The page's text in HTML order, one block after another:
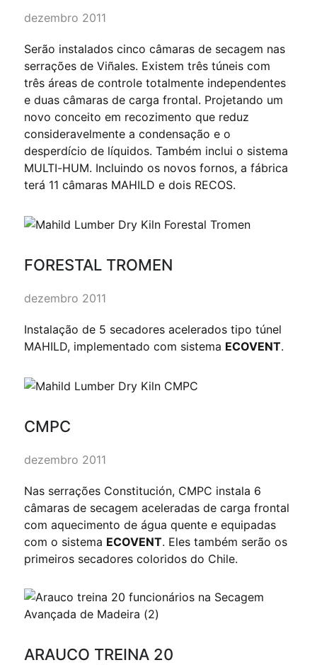
dezembro 2011
Serão instalados cinco câmaras de secagem nas
serrações de Viñales. Existem três túneis com
três áreas de controle totalmente independentes
e duas câmaras de carga frontal. Projetando um
novo conceito em recozimento que reduz
consideravelmente a condensação e o
desperdício de líquidos. Também inclui o sistema
MULTI-HUM. Incluindo os novos fornos, a fábrica
terá 11 câmaras MAHILD e dois RECOS.
FORESTAL TROMEN
dezembro 2011
Instalação de 5 secadores acelerados tipo túnel
MAHILD, implementado com sistema ECOVENT.
CMPC
dezembro 2011
Nas serrações Constitución, CMPC instala 6
câmaras de secagem aceleradas de carga frontal
com aquecimento de água quente e equipadas
com o sistema ECOVENT. Eles também serão os
primeiros secadores coloridos do Chile.
ARAUCO TREINA 20